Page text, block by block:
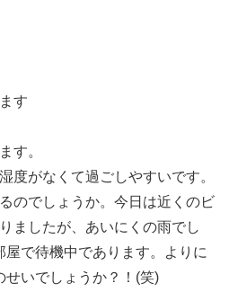
す
す。
度がなくて過ごしやすいです。
のでしょうか。今日は近くのビ
ましたが、あいにくの雨でし
屋で待機中であります。よりに
せいでしょうか？！(笑)